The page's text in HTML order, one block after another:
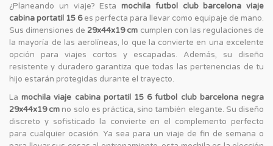
¿Planeando un viaje? Esta mochila futbol club barcelona viaje
cabina portatil 15 6es perfecta para llevar como equipaje de mano.
Sus dimensiones de 29x44x19 cm cumplen con las regulaciones de
la mayoría de las aerolíneas, lo que la convierte en una excelente
opción para viajes cortos y escapadas. Además, su diseño
resistente y duradero garantiza que todas las pertenencias de tu
hijo estarán protegidas durante el trayecto.
Lamochila viaje cabina portatil 15 6 futbol club barcelona negra
29x44x19 cm no solo es práctica, sino también elegante. Su diseño
discreto y sofisticado la convierte en el complemento perfecto
para cualquier ocasión. Ya sea para un viaje de fin de semana o